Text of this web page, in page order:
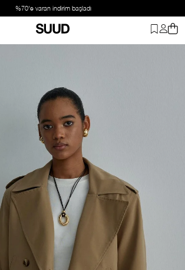
%70'e varan indirim başladı
Dış Giyim Trençkot Camel Petit Bomber Kısa